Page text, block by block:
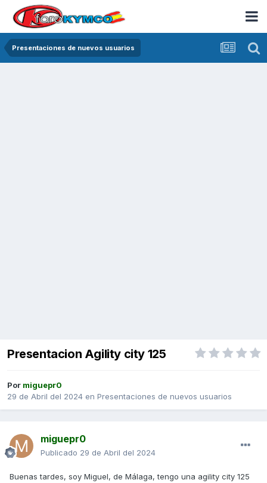
Presentaciones de nuevos usuarios
Presentacion Agility city 125
Por miguepr0
29 de Abril del 2024 en Presentaciones de nuevos usuarios
miguepr0
Publicado 29 de Abril del 2024
Buenas tardes, soy Miguel, de Málaga, tengo una agility city 125